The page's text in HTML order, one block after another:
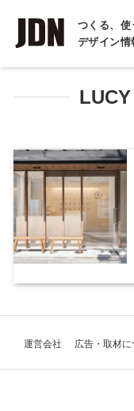
つくる、使
デザイン情
インタビュー
REPORT
COLUMN
コラム
運営会社 広告・取材に